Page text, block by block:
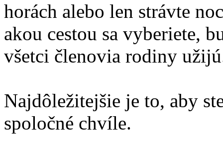
horách alebo len strávte
akou cestou sa vyberiete,
všetci členovia rodiny
Najdôležitejšie je to, aby
spoločné chvíle.